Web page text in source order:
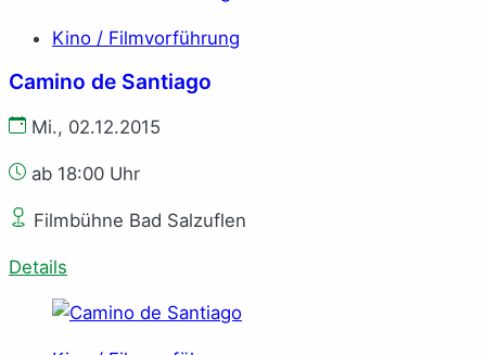
Kino / Filmvorführung
Camino de Santiago
Mi., 02.12.2015
ab 18:00 Uhr
Filmbühne Bad Salzuflen
Details